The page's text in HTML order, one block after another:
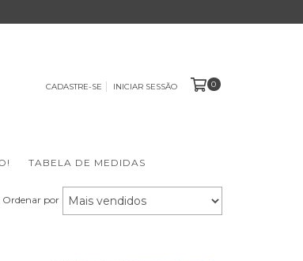
CADASTRE-SE INICIAR SESSÃO 0
TABELA DE MEDIDAS
Ordenar por